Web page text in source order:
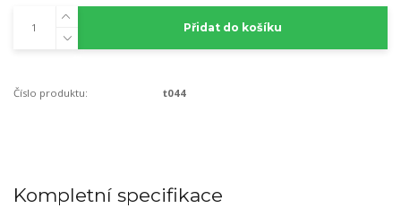
Přidat do košíku
Číslo produktu: t044
Kompletní specifikace